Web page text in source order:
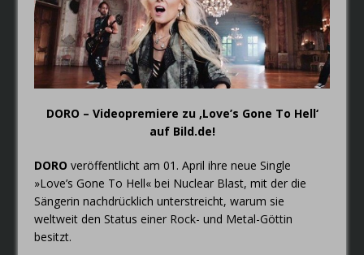
FAIRYTALE – Der Elfenthron von
Thorsagon
DORO – Videopremiere zu ‚Love’s Gone To Hell‘
auf Bild.de!
DOROveröffentlicht am 01. April ihre neue Single
»Love’s Gone To Hell« bei Nuclear Blast, mit der die
Sängerin nachdrücklich unterstreicht, warum sie
weltweit den Status einer Rock- und Metal-Göttin
besitzt.